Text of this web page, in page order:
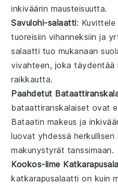
inkiväärin mausteisuutta.
Savulohi-salaatti: Kuvittele
tuoreisiin vihanneksiin ja
salaatti tuo mukanaan
vivahteen, joka täydentää
raikkautta.
Paahdetut
bataattiranskalaiset ovat
Bataatin makeus ja
luovat yhdessä herkullisen
makunystyrät tanssimaan.
Kookos-lime
katkarapusalaatti on kuin